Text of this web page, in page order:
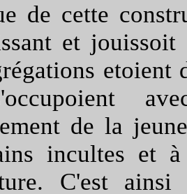
de cette
et jouissoit
de la
incultes et
C'est